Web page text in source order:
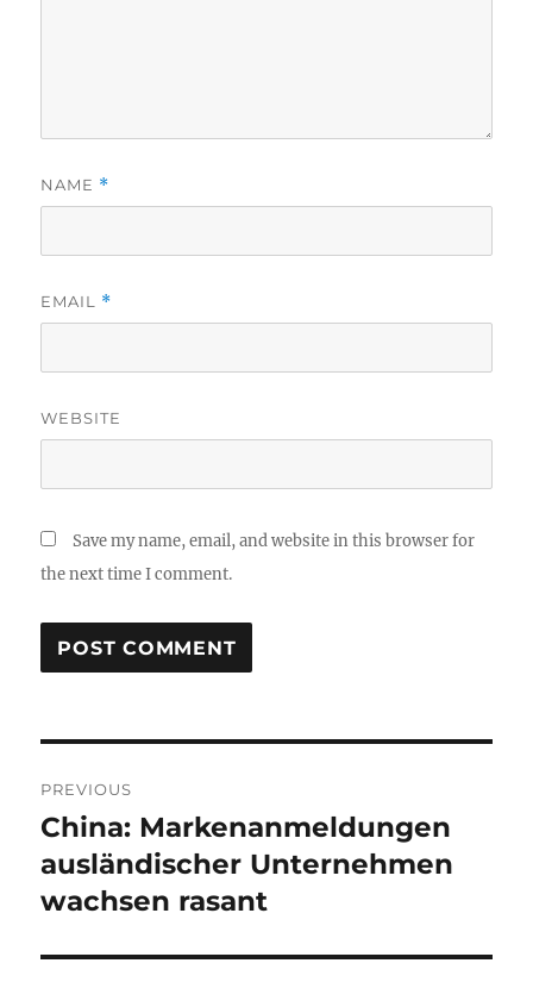
NAME *
EMAIL *
WEBSITE
Save my name, email, and website in this browser for
the next time I comment.
navigation
PREVIOUS
Previous
post:
China: Markenanmeldungen
ausländischer Unternehmen
wachsen rasant